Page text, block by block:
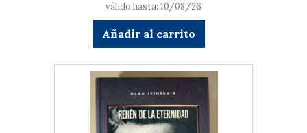
válido hasta: 10/08/26
Añadir al carrito